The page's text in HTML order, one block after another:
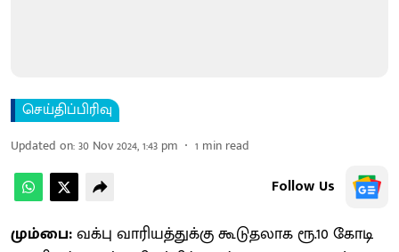
செய்திப்பிரிவு
Updated on:30 Nov 2024, 1:43 pm 1 min read
Follow Us
மும்பை:வக்பு வாரியத்துக்கு கூடுதலாக ரூ.10 கோடி